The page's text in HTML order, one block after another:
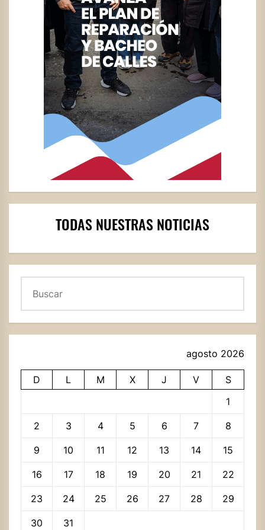
TODAS NUESTRAS NOTICIAS
agosto 2026
D L M X J V
S
1
2 3 4 5 6 7 8
9 10 11 12 13 14 15
16 17 18 19 20 21 22
23 24 25 26 27 28 29
30
31